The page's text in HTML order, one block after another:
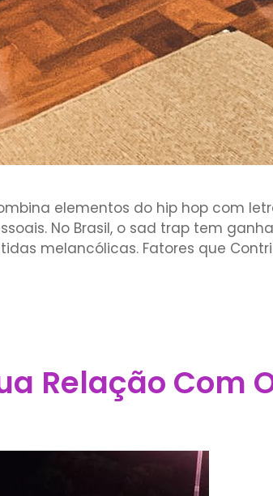
elementos do hip hop com
No Brasil, o sad trap tem
melancólicas. Fatores que
Relação Com